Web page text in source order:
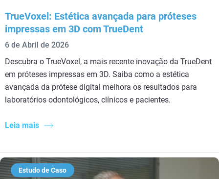
TrueVoxel: Estética avançada para próteses
impressas em 3D com TrueDent
6 de Abril de 2026
Descubra o TrueVoxel, a mais recente inovação da TrueDent
em próteses impressas em 3D. Saiba como a estética
avançada da prótese digital melhora os resultados para
laboratórios odontológicos, clínicos e pacientes.
Leia mais
Estudo de Caso